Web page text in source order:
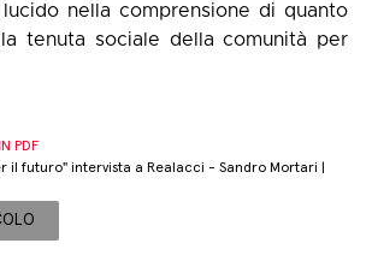
lucido nella comprensione di quanto
tenuta sociale della comunità per
PDF
il futuro" intervista a Realacci - Sandro Mortari |